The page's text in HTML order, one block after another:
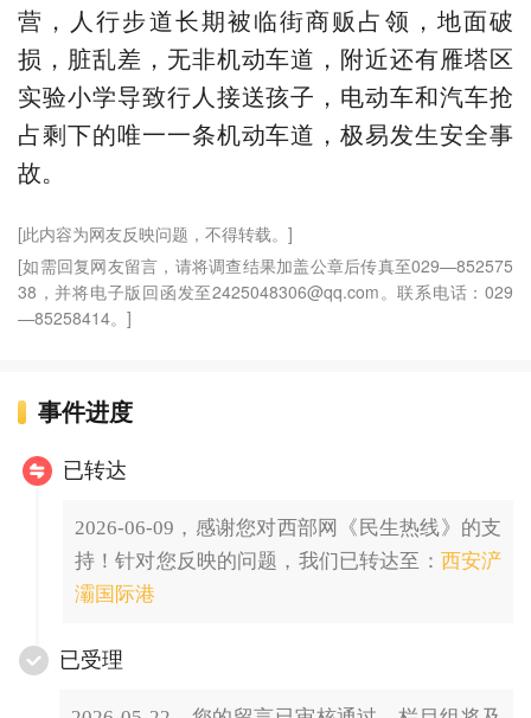
营，人行步道长期被临街商贩占领，地面破
损，脏乱差，无非机动车道，附近还有雁塔区
实验小学导致行人接送孩子，电动车和汽车抢
占剩下的唯一一条机动车道，极易发生安全事
故。
[此内容为网友反映问题，不得转载。]
[如需回复网友留言，请将调查结果加盖公章后传真至029—852575
38，并将电子版回函发至2425048306@qq.com。联系电话：029
—85258414。]
事件进度
已转达
2026-06-09，感谢您对西部网《民生热线》的支
持！针对您反映的问题，我们已转达至： 西安浐
灞国际港
已受理